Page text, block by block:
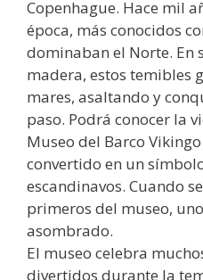
Copenhague. Hace mil
época, más conocidos
dominaban el Norte. En
madera, estos temibles
mares, asaltando y
paso. Podrá conocer la
Museo del Barco
convertido en un
escandinavos. Cuando
primeros del museo,
asombrado.
El museo celebra
divertidos durante la